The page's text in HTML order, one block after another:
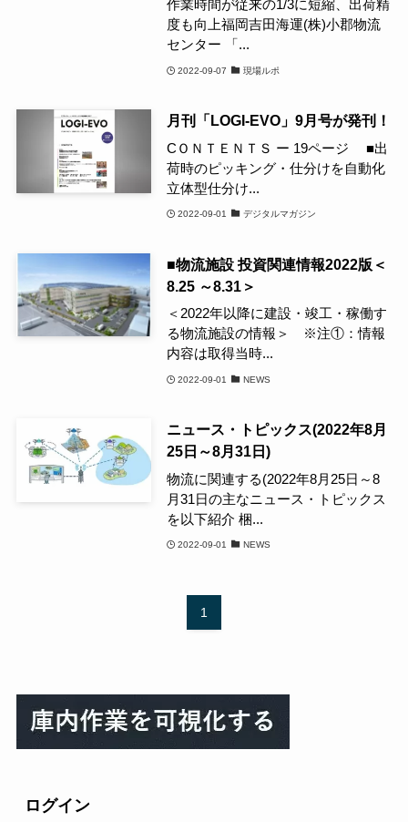
作業時間が従来の1/3に短縮、出荷精
度も向上福岡吉田海運(株)小郡物流
センター 「...
2022-09-07 現場ルポ
月刊「LOGI-EVO」9月号が発刊！
CＯＮＴＥＮＴＳ ー 19ページ ■出
荷時のピッキング・仕分けを自動化
立体型仕分け...
2022-09-01 デジタルマガジン
■物流施設 投資関連情報2022版＜
8.25 ～8.31＞
＜2022年以降に建設・竣工・稼働す
る物流施設の情報＞ ※注①：情報
内容は取得当時...
2022-09-01 NEWS
ニュース・トピックス(2022年8月
25日～8月31日)
物流に関連する(2022年8月25日～8
月31日の主なニュース・トピックス
を以下紹介 梱...
2022-09-01 NEWS
1
ログイン